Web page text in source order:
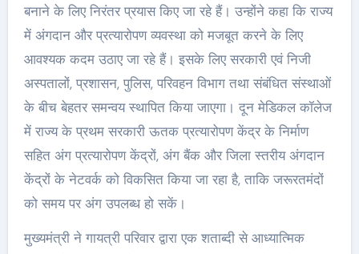
बनाने के लिए निरंतर प्रयास किए जा रहे हैं। उन्होंने कहा कि राज्य
में अंगदान और प्रत्यारोपण व्यवस्था को मजबूत करने के लिए
आवश्यक कदम उठाए जा रहे हैं। इसके लिए सरकारी एवं निजी
अस्पतालों, प्रशासन, पुलिस, परिवहन विभाग तथा संबंधित संस्थाओं
के बीच बेहतर समन्वय स्थापित किया जाएगा। दून मेडिकल कॉलेज
में राज्य के प्रथम सरकारी ऊतक प्रत्यारोपण केंद्र के निर्माण
सहित अंग प्रत्यारोपण केंद्रों, अंग बैंक और जिला स्तरीय अंगदान
केंद्रों के नेटवर्क को विकसित किया जा रहा है, ताकि जरूरतमंदों
को समय पर अंग उपलब्ध हो सकें।
मुख्यमंत्री ने गायत्री परिवार द्वारा एक शताब्दी से आध्यात्मिक